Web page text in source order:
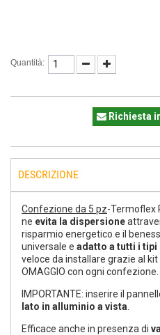
Quantità:
Richiesta
DESCRIZIONE
Confezione da 5 pz-Termoflex
ne evita la dispersione
risparmio energetico e il
universale e adatto a tutti i
veloce da installare grazie al
OMAGGIO con ogni confezione.
IMPORTANTE: inserire il
lato in alluminio a vista
Efficace anche in presenza di